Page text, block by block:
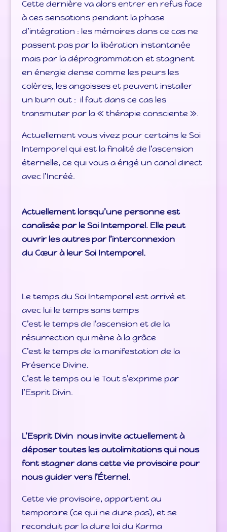
Cette dernière va alors entrer en refus face
à ces sensations pendant la phase
d’intégration : les mémoires dans ce cas ne
passent pas par la libération instantanée
mais par la déprogrammation et stagnent
en énergie dense comme les peurs les
colères, les angoisses et peuvent installer
un burn out : il faut dans ce cas les
transmuter par la « thérapie consciente ».
Actuellement vous vivez pour certains le Soi
Intemporel qui est la finalité de l’ascension
éternelle, ce qui vous a érigé un canal direct
avec l’Incréé.
Actuellement lorsqu’une personne est
canalisée par le Soi Intemporel. Elle peut
ouvrir les autres par l’interconnexion
du Cœur à leur Soi Intemporel.
Le temps du Soi Intemporel est arrivé et
avec lui le temps sans temps
C’est le temps de l’ascension et de la
résurrection qui mène à la grâce
C’est le temps de la manifestation de la
Présence Divine.
C’est le temps ou le Tout s’exprime par
l’Esprit Divin.
L’Esprit Divin nous invite actuellement à
déposer toutes les autolimitations qui nous
font stagner dans cette vie provisoire pour
nous guider vers l’Éternel.
Cette vie provisoire, appartient au
temporaire (ce qui ne dure pas), et se
reconduit par la dure loi du Karma